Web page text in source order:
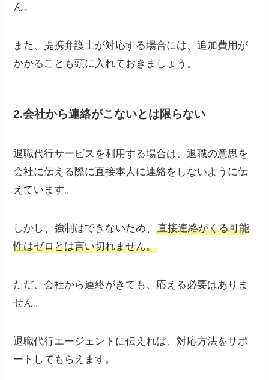
ん。
また、提携弁護士が対応する場合には、追加費用が
かかることも頭に入れておきましょう。
2.会社から連絡がこないとは限らない
退職代行サービスを利用する場合は、退職の意思を
会社に伝える際に直接本人に連絡をしないように伝
えています。
しかし、強制はできないため、直接連絡がくる可能
性はゼロとは言い切れません。
ただ、会社から連絡がきても、応える必要はありま
せん。
退職代行エージェントに伝えれば、対応方法をサポ
ートしてもらえます。